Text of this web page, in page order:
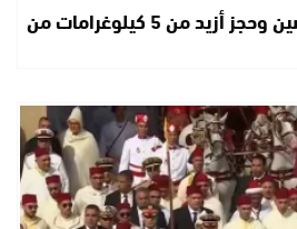
الداخلة.. توقيف شخصين وحجز أزيد من 5 كيلوغرامات من